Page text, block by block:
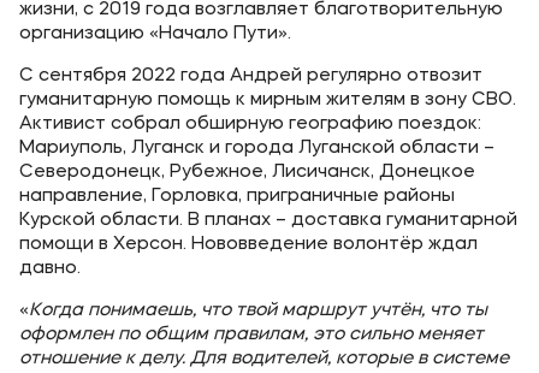
жизни, с 2019 года возглавляет благотворительную
организацию «Начало Пути».
С сентября 2022 года Андрей регулярно отвозит
гуманитарную помощь к мирным жителям в зону СВО.
Активист собрал обширную географию поездок:
Мариуполь, Луганск и города Луганской области –
Северодонецк, Рубежное, Лисичанск, Донецкое
направление, Горловка, приграничные районы
Курской области. В планах – доставка гуманитарной
помощи в Херсон. Нововведение волонтёр ждал
давно.
«Когда понимаешь, что твой маршрут учтён, что ты
оформлен по общим правилам, это сильно меняет
отношение к делу. Для водителей, которые в системе